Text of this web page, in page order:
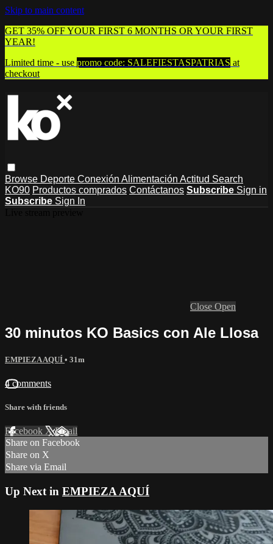
Skip to main content
GET 35% OFF YOUR FIRST 6 MONTHS OR YOUR FIRST
YEAR!
Limited time - use promo code: SALEFIESTASPATRIAS at
checkout
Browse Deporte Conexión Alimentación Actitud Search
KO90 Productos comprados Contáctanos Subscribe Sign in
Subscribe Sign In
Close Open
30 minutos KO Basics con Ale Llosa
EMPIEZA AQUÍ • 31m
4 comments
Share with friends
Facebook XEmail
Share on Facebook
Share on X
Share via Email
Up Next in EMPIEZA AQUÍ